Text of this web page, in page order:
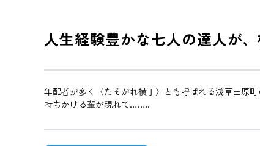
人生経験豊かな七人の達人が
年配者が多く〈たそがれ横丁〉とも呼ばれる浅草田原
持ちかける輩が現れて……。